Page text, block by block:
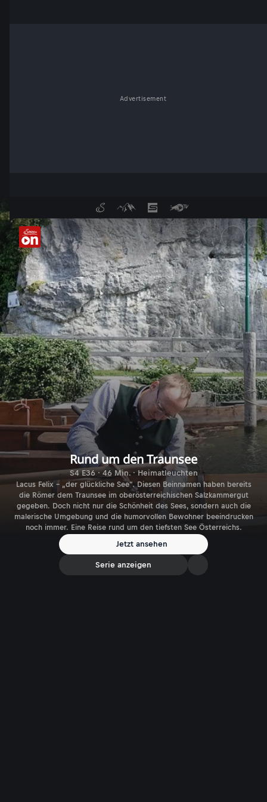
Advertisement
Der glückliche See - Rund
Rund um den Traunsee
S4 E36 · 46 Min. · Heimatleuchten
Lacus Felix – „der glückliche See“. Diesen Beinnamen haben bereits
die Römer dem Traunsee im oberösterreichischen Salzkammergut
gegeben. Doch nicht nur die Schönheit des Sees, sondern auch die
malerische Umgebung und die humorvollen Bewohner beeindrucken
noch immer. Eine Reise rund um den tiefsten See Österreichs.
Jetzt ansehen
Serie anzeigen